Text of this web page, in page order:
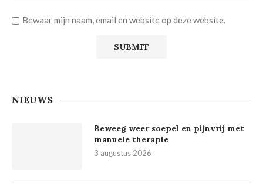
Bewaar mijn naam, email en website op deze website.
NIEUWS
Beweeg weer soepel en pijnvrij met
manuele therapie
3 augustus 2026